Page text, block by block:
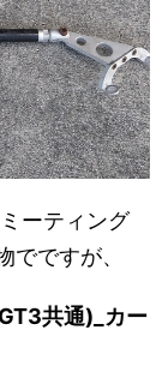
ーティング
ですが、
共通)_カー